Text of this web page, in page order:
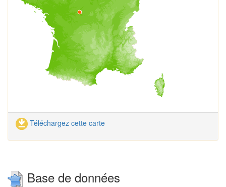
Téléchargez cette carte
Base de données